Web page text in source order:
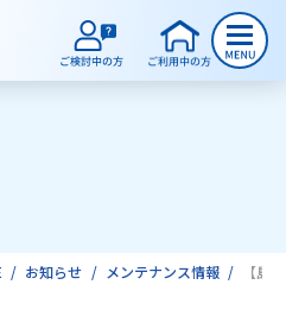
客様
お知らせ メンテナンス情報 【島